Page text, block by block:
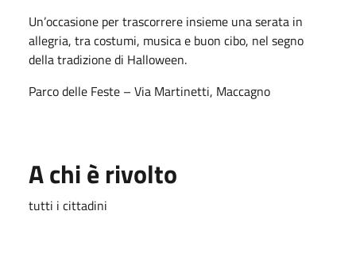
Un’occasione per trascorrere insieme una serata in
allegria, tra costumi, musica e buon cibo, nel segno
della tradizione di Halloween.
Parco delle Feste – Via Martinetti, Maccagno
A chi è rivolto
tutti i cittadini